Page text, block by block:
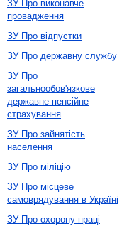
ЗУ Про виконавче
провадження
ЗУ Про відпустки
ЗУ Про державну службу
ЗУ Про
загальнообов'язкове
державне пенсійне
страхування
ЗУ Про зайнятість
населення
ЗУ Про міліцію
ЗУ Про місцеве
самоврядування в Україні
ЗУ Про охорону праці